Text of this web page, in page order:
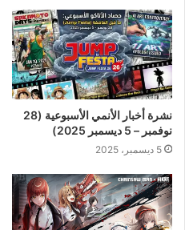
نشرة أخبار الأنمي الأسبوعية (28
نوفمبر – 5 ديسمبر 2025)
5 ديسمبر، 2025